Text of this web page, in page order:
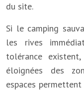
du site.
Si le camping
les rives
tolérance
éloignées des
espaces